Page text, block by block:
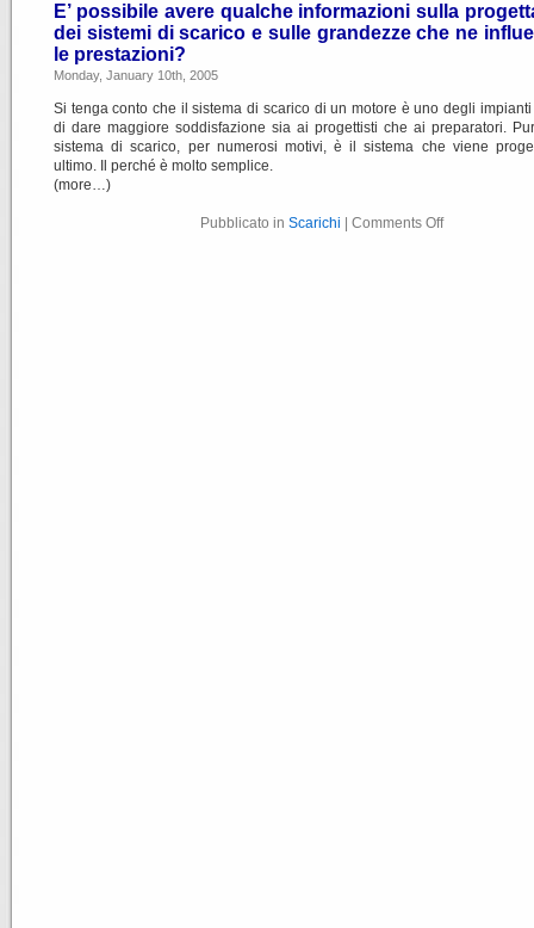
E’ possibile avere qualche informazioni sulla
dei sistemi di scarico e sulle grandezze che ne
le prestazioni?
Monday, January 10th, 2005
Si tenga conto che il sistema di scarico di un motore è uno degli
di dare maggiore soddisfazione sia ai progettisti che ai preparatori.
sistema di scarico, per numerosi motivi, è il sistema che viene
ultimo. Il perché è molto semplice.
(more…)
Pubblicato in Scarichi Comments Off